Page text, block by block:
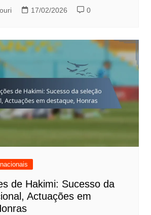
17/02/2026 0
de Hakimi: Sucesso da
Actuações em